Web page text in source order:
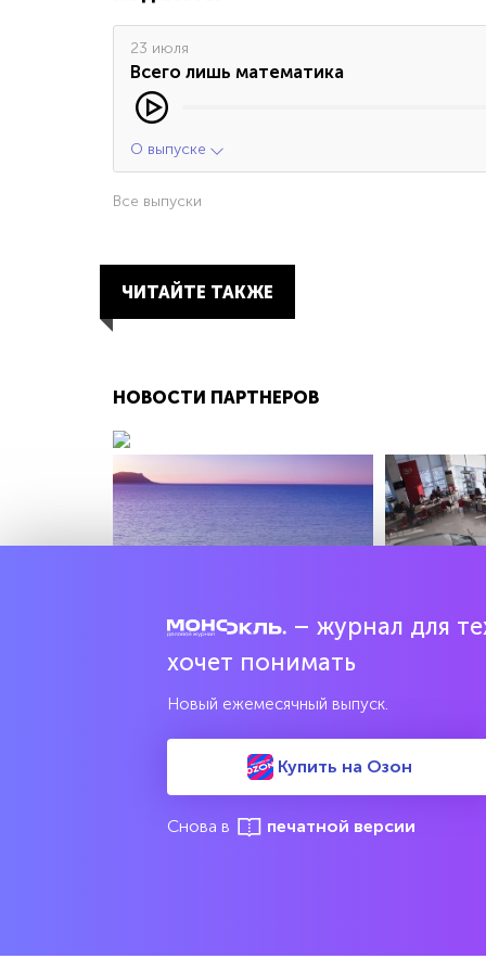
23 июля
Всего лишь математика
О выпуске
Все выпуски
ЧИТАЙТЕ ТАКЖЕ
НОВОСТИ ПАРТНЕРОВ
атаку на корабль
Репакеры, на выход
– журнал для
хочет понимать
Новый ежемесячный выпуск.
Купить на Озон
Снова в печатной версии